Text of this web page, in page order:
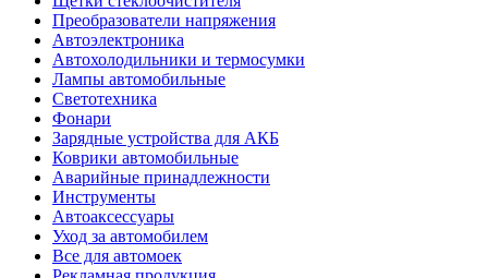
Преобразователи напряжения
Автоэлектроника
Автохолодильники и термосумки
Лампы автомобильные
Светотехника
Фонари
Зарядные устройства для АКБ
Коврики автомобильные
Аварийные принадлежности
Инструменты
Автоаксессуары
Уход за автомобилем
Все для автомоек